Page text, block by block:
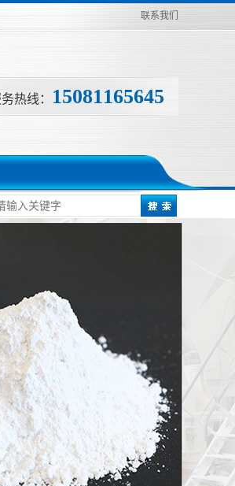
联系我们
热线： 15081165645